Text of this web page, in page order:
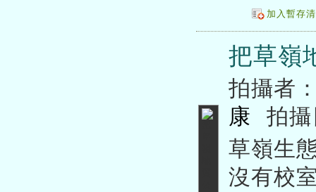
加入暫存
把草嶺
拍攝者
康
拍
草嶺生
沒有校